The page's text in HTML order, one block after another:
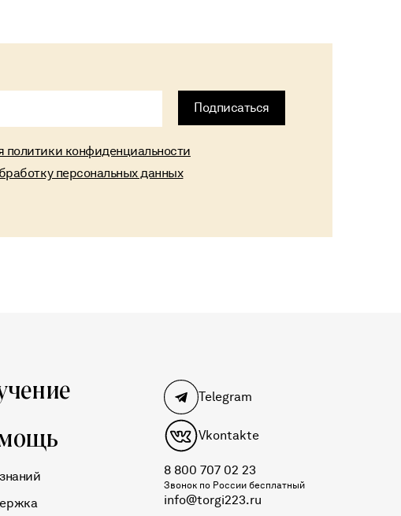
Подписаться
политики конфиденциальности
персональных данных
Telegram
Vkontakte
8 800 707 02 23
Звонок по России бесплатный
info@torgi223.ru